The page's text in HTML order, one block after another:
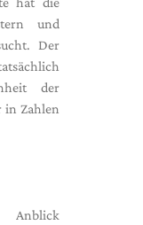
und
Der
der
in Zahlen
Anblick